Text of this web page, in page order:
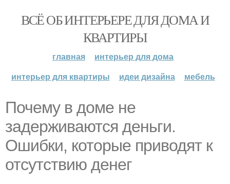
ВСЁ ОБ ИНТЕРЬЕРЕ ДЛЯ ДОМА И
КВАРТИРЫ
главная
интерьер для дома
интерьер для квартиры
идеи дизайна мебель
Почему в доме не
задерживаются деньги.
Ошибки, которые приводят к
отсутствию денег